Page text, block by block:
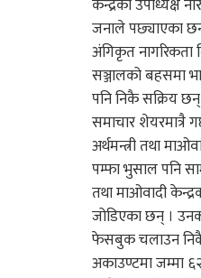
केन्द्रका उपाध्यक्ष
जनाले पछ्याएका छन्
अंगिकृत नागरिकता
सञ्जालको बहसमा
पनि निकै सक्रिय
समाचार शेयरमात्रै
अर्थमन्त्री तथा
पम्फा भुसाल पनि
तथा माओवादी
जोडिएका छन् ।
फेसबुक चलाउन निकै
अकाउण्टमा जम्मा